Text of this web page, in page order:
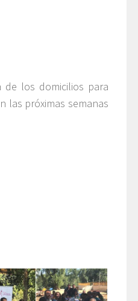
los domicilios para
las próximas semanas